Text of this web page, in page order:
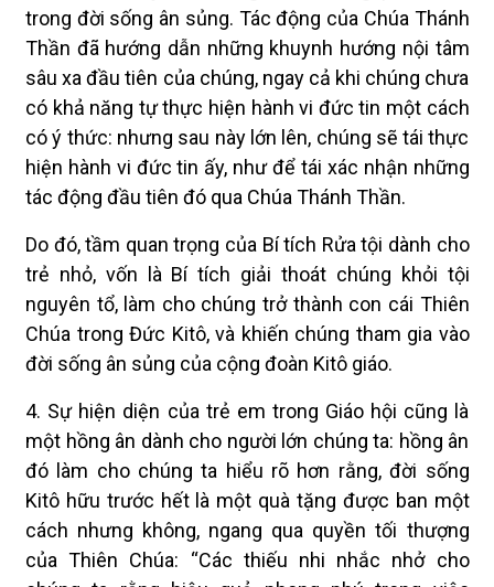
trong đời sống ân sủng. Tác động của Chúa Thánh
Thần đã hướng dẫn những khuynh hướng nội tâm
sâu xa đầu tiên của chúng, ngay cả khi chúng chưa
có khả năng tự thực hiện hành vi đức tin một cách
có ý thức: nhưng sau này lớn lên, chúng sẽ tái thực
hiện hành vi đức tin ấy, như để tái xác nhận những
tác động đầu tiên đó qua Chúa Thánh Thần.
Do đó, tầm quan trọng của Bí tích Rửa tội dành cho
trẻ nhỏ, vốn là Bí tích giải thoát chúng khỏi tội
nguyên tổ, làm cho chúng trở thành con cái Thiên
Chúa trong Đức Kitô, và khiến chúng tham gia vào
đời sống ân sủng của cộng đoàn Kitô giáo.
4. Sự hiện diện của trẻ em trong Giáo hội cũng là
một hồng ân dành cho người lớn chúng ta: hồng ân
đó làm cho chúng ta hiểu rõ hơn rằng, đời sống
Kitô hữu trước hết là một quà tặng được ban một
cách nhưng không, ngang qua quyền tối thượng
của Thiên Chúa: “Các thiếu nhi nhắc nhở cho